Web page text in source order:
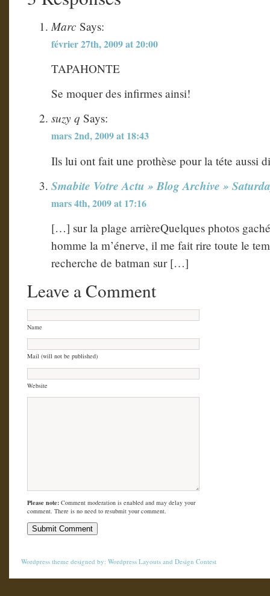
Marc Says:
février 27th, 2009 at 20:00
TAPAHONTE
Se moquer des infirmes ainsi!
suzy q Says:
mars 2nd, 2009 at 18:43
Ils lui ont fait une prothèse pour la téte aussi
Smabite Votre Actu » Blog Archive »
mars 4th, 2009 at 17:16
[…] sur la plage arrièreQuelques photos
homme la m’énerve, il me fait rire toute le
recherche de batman sur […]
Leave a Comment
Name
Mail (will not be published)
Website
Please note: Comment moderation is enabled and may delay your
comment. There is no need to resubmit your comment.
Wordpress theme designed by: Wordpress Layouts and Design Contest